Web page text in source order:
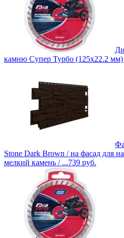
камню Супер Турбо (125х22.2
Stone Dark Brown / на фасад для
мелкий камень / ...739 руб.